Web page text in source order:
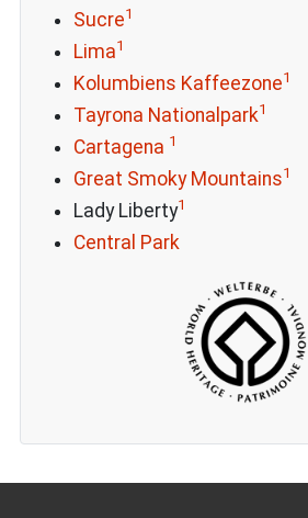
Sucre1
Lima1
Kolumbiens Kaffeezone1
Tayrona Nationalpark1
Cartagena 1
Great Smoky Mountains1
Lady Liberty1
Central Park